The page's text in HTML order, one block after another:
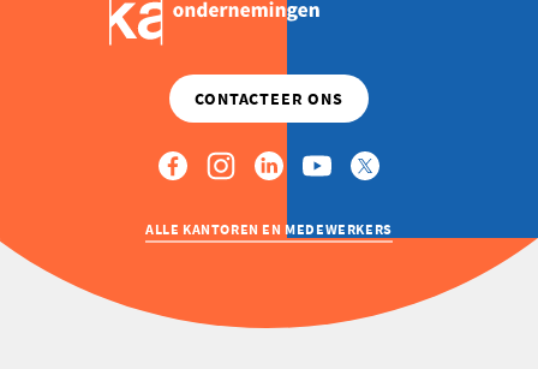
ALLE KANTOREN EN MEDEWERKERS